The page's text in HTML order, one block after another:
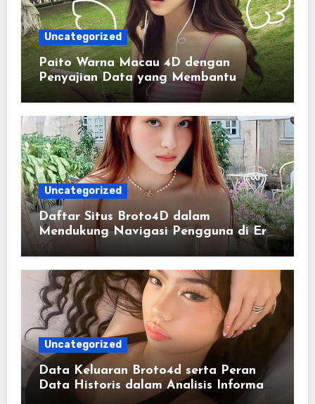
Uncategorized
Paito Warna Macau 4D dengan
Penyajian Data yang Membantu
Memahami Pola Informasi Secara
Efektif
Uncategorized
Daftar Situs Broto4D dalam
Mendukung Navigasi Pengguna di Era
Digital Terintegrasi
Uncategorized
Data Keluaran Broto4d serta Peran
Data Historis dalam Analisis Informasi
Harian